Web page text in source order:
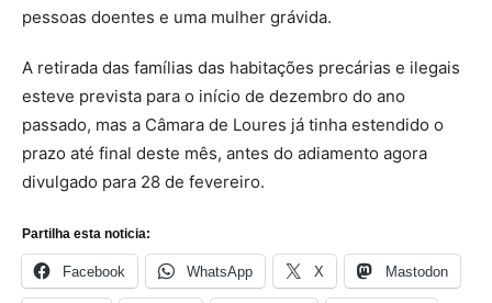
pessoas doentes e uma mulher grávida.
A retirada das famílias das habitações precárias e ilegais
esteve prevista para o início de dezembro do ano
passado, mas a Câmara de Loures já tinha estendido o
prazo até final deste mês, antes do adiamento agora
divulgado para 28 de fevereiro.
Partilha esta noticia:
Facebook WhatsApp X Mastodon